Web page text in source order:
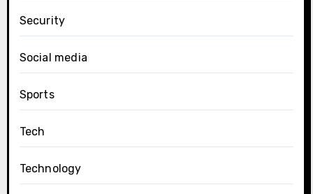
Security
Social media
Sports
Tech
Technology